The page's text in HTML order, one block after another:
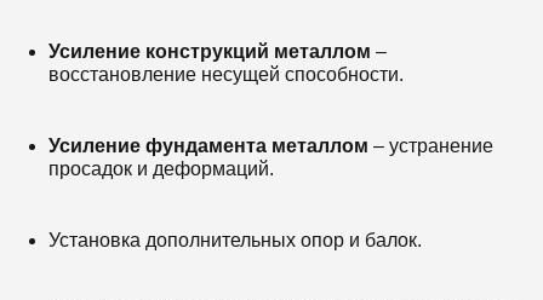
Усиление конструкций металлом –
восстановление несущей способности.
Усиление фундамента металлом – устранение
просадок и деформаций.
Установка дополнительных опор и балок.